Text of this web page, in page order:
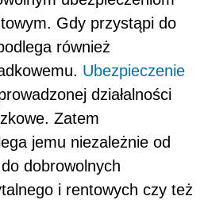
Gdy przystąpi do
również
Ubezpieczenie
działalności
Zatem
jemu niezależnie od
dobrowolnych
i rentowych czy też